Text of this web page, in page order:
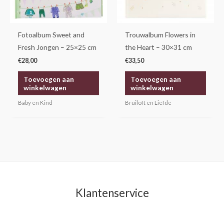
Fotoalbum Sweet and
Fresh Jongen – 25×25 cm
€28,00
Toevoegen aan
winkelwagen
Baby en Kind
Trouwalbum Flowers in
the Heart – 30×31 cm
€33,50
Toevoegen aan
winkelwagen
Bruiloft en Liefde
Klantenservice